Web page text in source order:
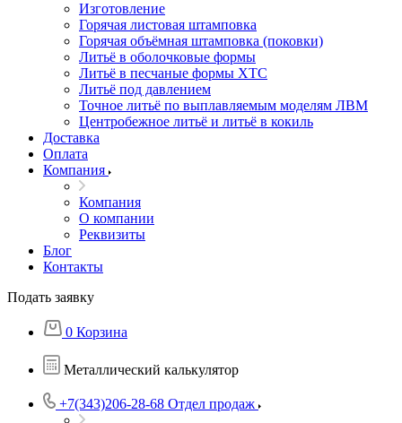
Изготовление
Горячая листовая штамповка
Горячая объёмная штамповка (поковки)
Литьё в оболочковые формы
Литьё в песчаные формы ХТС
Литьё под давлением
Точное литьё по выплавляемым моделям ЛВМ
Центробежное литьё и литьё в кокиль
Доставка
Оплата
Компания
Компания
О компании
Реквизиты
Блог
Контакты
Подать заявку
0 Корзина
Металлический калькулятор
+7(343)206-28-68 Отдел продаж